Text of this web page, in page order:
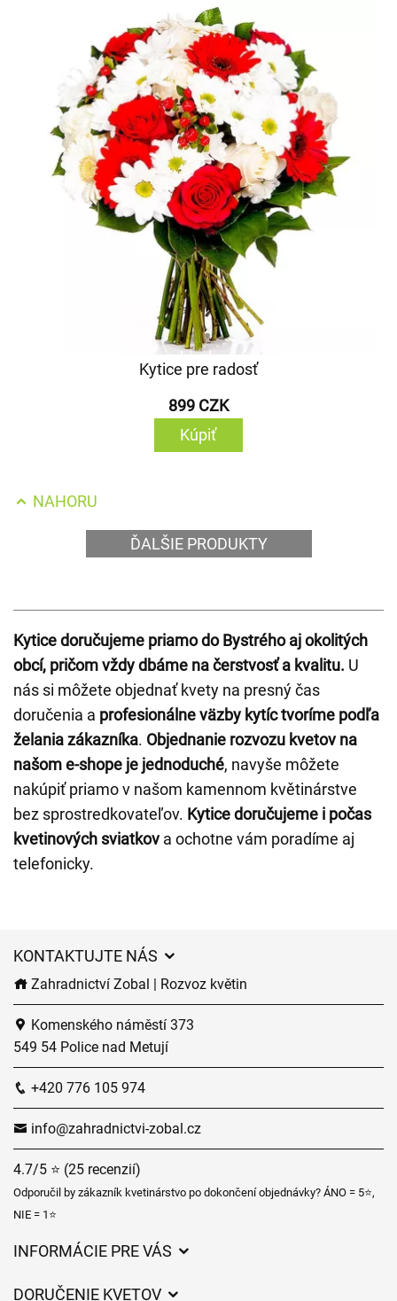
Kytice pre radosť
899 CZK
Kúpiť
NAHORU
ĎALŠIE PRODUKTY
Kytice doručujeme priamo do Bystrého aj okolitých
obcí, pričom vždy dbáme na čerstvosť a kvalitu. U
nás si môžete objednať kvety na presný čas
doručenia a profesionálne väzby kytíc tvoríme podľa
želania zákazníka. Objednanie rozvozu kvetov na
našom e-shope je jednoduché, navyše môžete
nakúpiť priamo v našom kamennom květinárstve
bez sprostredkovateľov. Kytice doručujeme i počas
kvetinových sviatkova ochotne vám poradíme aj
telefonicky.
KONTAKTUJTE NÁS
Zahradnictví Zobal | Rozvoz květin
Komenského náměstí 373
549 54 Police nad Metují
+420 776 105 974
info@zahradnictvi-zobal.cz
4.7/5 ⭐ (25 recenzií)
Odporučil by zákazník kvetinárstvo po dokončení objednávky? ÁNO = 5⭐,
NIE = 1⭐
INFORMÁCIE PRE VÁS
DORUČENIE KVETOV